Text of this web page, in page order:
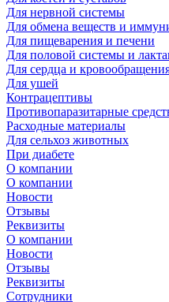
Для нервной системы
Для обмена веществ и
Для пищеварения и печени
Для половой системы и
Для сердца и
Для ушей
Контрацептивы
Противопаразитарные
Расходные материалы
Для сельхоз животных
При диабете
О компании
О компании
Новости
Отзывы
Реквизиты
О компании
Новости
Отзывы
Реквизиты
Сотрудники